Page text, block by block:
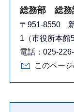
総務部 総務
〒951-8550
1（市役所本館5
電話：025-
このペー